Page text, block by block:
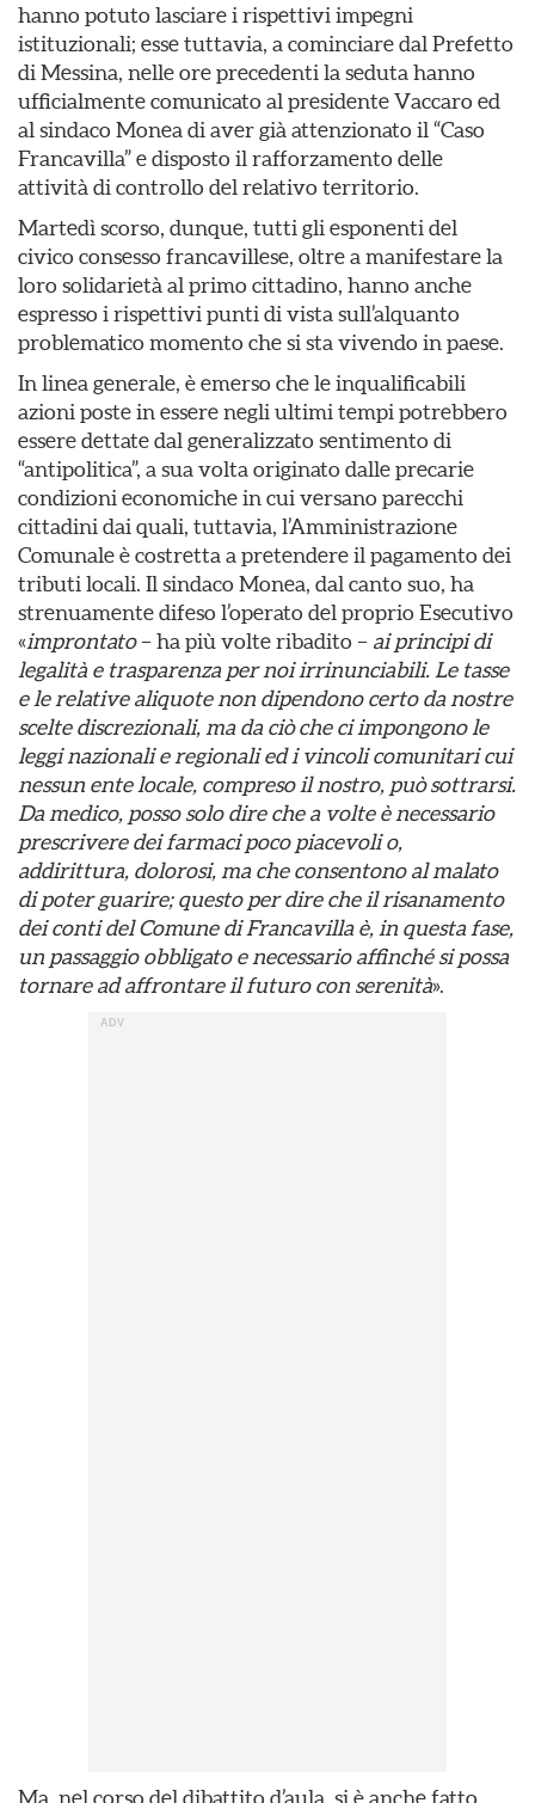
hanno potuto lasciare i rispettivi impegni
istituzionali; esse tuttavia, a cominciare dal Prefetto
di Messina, nelle ore precedenti la seduta hanno
ufficialmente comunicato al presidente Vaccaro ed
al sindaco Monea di aver già attenzionato il “Caso
Francavilla” e disposto il rafforzamento delle
attività di controllo del relativo territorio.
Martedì scorso, dunque, tutti gli esponenti del
civico consesso francavillese, oltre a manifestare la
loro solidarietà al primo cittadino, hanno anche
espresso i rispettivi punti di vista sull’alquanto
problematico momento che si sta vivendo in paese.
In linea generale, è emerso che le inqualificabili
azioni poste in essere negli ultimi tempi potrebbero
essere dettate dal generalizzato sentimento di
“antipolitica”, a sua volta originato dalle precarie
condizioni economiche in cui versano parecchi
cittadini dai quali, tuttavia, l’Amministrazione
Comunale è costretta a pretendere il pagamento dei
tributi locali. Il sindaco Monea, dal canto suo, ha
strenuamente difeso l’operato del proprio Esecutivo
«improntato– ha più volte ribadito – ai principi di
legalità e trasparenza per noi irrinunciabili. Le tasse
e le relative aliquote non dipendono certo da nostre
scelte discrezionali, ma da ciò che ci impongono le
leggi nazionali e regionali ed i vincoli comunitari cui
nessun ente locale, compreso il nostro, può sottrarsi.
Da medico, posso solo dire che a volte è necessario
prescrivere dei farmaci poco piacevoli o,
addirittura, dolorosi, ma che consentono al malato
di poter guarire; questo per dire che il risanamento
dei conti del Comune di Francavilla è, in questa fase,
un passaggio obbligato e necessario affinché si possa
tornare ad affrontare il futuro con serenità».
Ma, nel corso del dibattito d’aula, si è anche fatto